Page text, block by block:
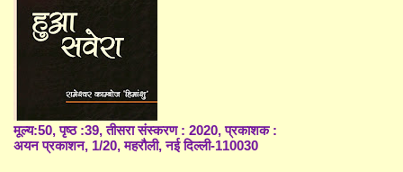
मूल्य:50, पृष्ठ :39, तीसरा संस्करण : 2020, प्रकाशक :
अयन प्रकाशन, 1/20, महरौली, नई दिल्ली-110030